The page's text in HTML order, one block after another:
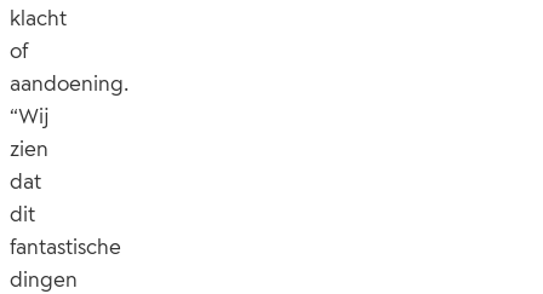
klacht
of
aandoening.
“Wij
zien
dat
dit
fantastische
dingen